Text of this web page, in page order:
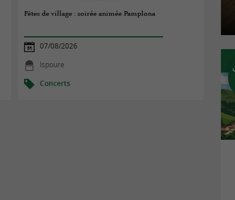
Fêtes de village : soirée animée Pamplona
07/08/2026
Ispoure
Concerts